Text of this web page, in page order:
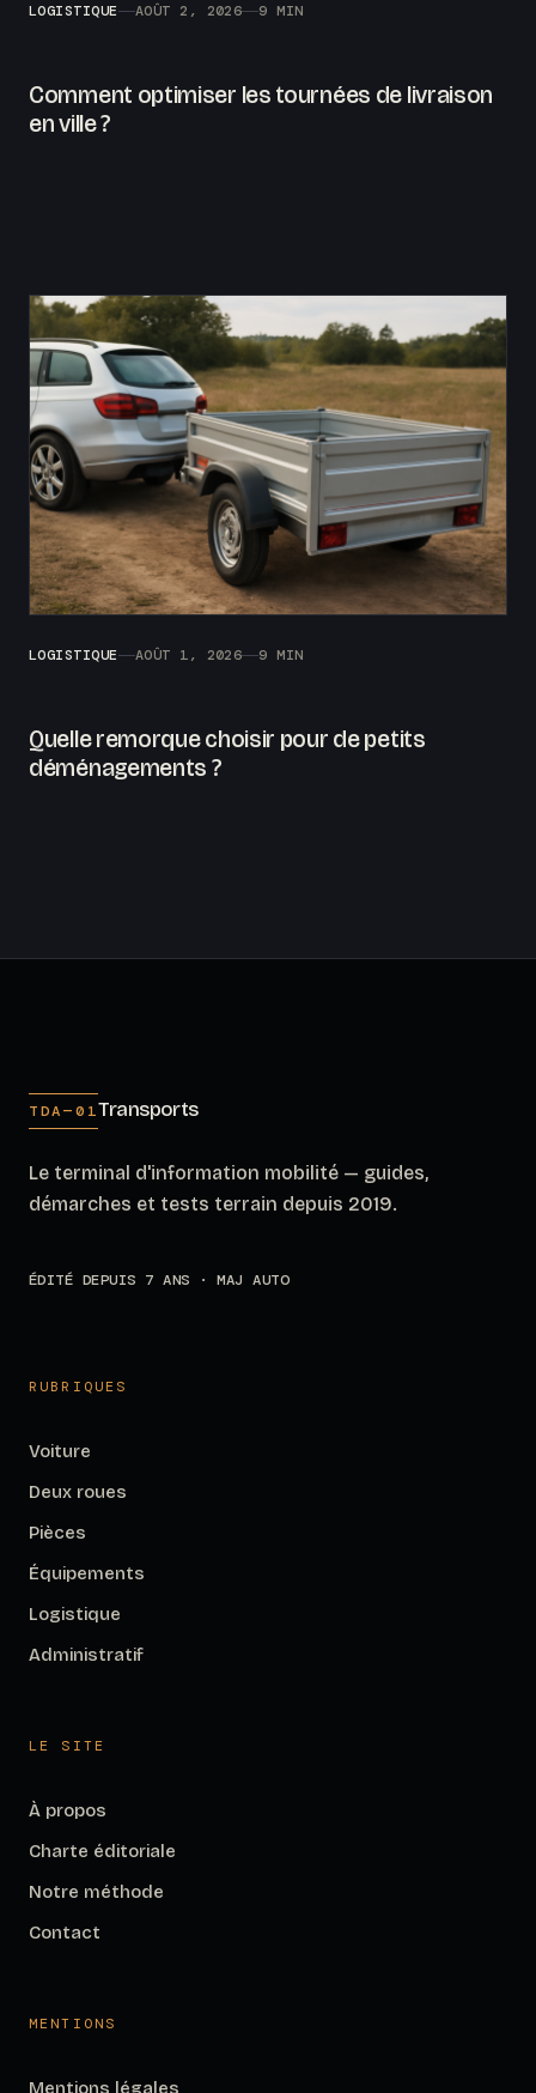
LOGISTIQUE AOÛT 2, 2026 9 MIN
Comment optimiser les tournées de livraison
en ville ?
LOGISTIQUE AOÛT 1, 2026 9 MIN
Quelle remorque choisir pour de petits
déménagements ?
TDA—01Transports
Le terminal d'information mobilité — guides,
démarches et tests terrain depuis 2019.
ÉDITÉ DEPUIS 7 ANS · MAJ AUTO
RUBRIQUES
Voiture
Deux roues
Pièces
Équipements
Logistique
Administratif
LE SITE
À propos
Charte éditoriale
Notre méthode
Contact
MENTIONS
Mentions légales